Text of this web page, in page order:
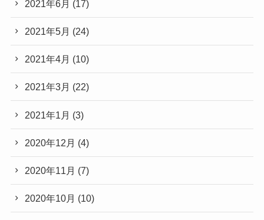
2021年6月 (17)
2021年5月 (24)
2021年4月 (10)
2021年3月 (22)
2021年1月 (3)
2020年12月 (4)
2020年11月 (7)
2020年10月 (10)